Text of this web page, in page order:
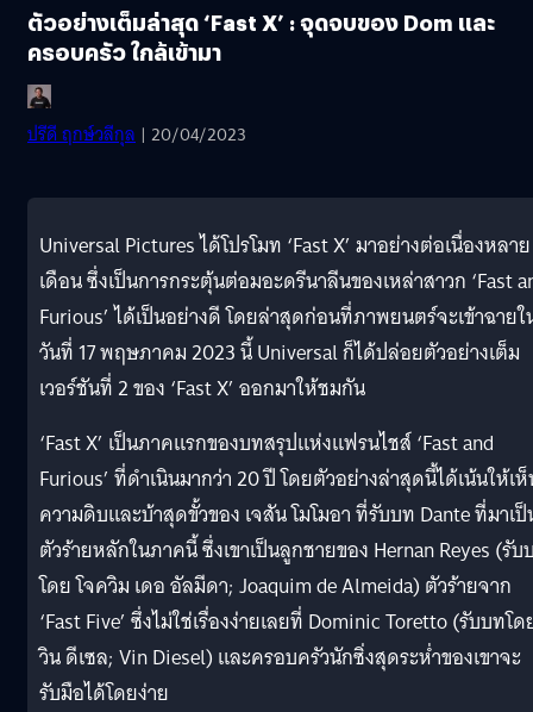
ตัวอย่างเต็มล่าสุด ‘Fast X’ : จุดจบของ Dom และ
ครอบครัว ใกล้เข้ามา
ปรีดี ฤกษ์วลีกุล | 20/04/2023
Universal Pictures ได้โปรโมท ‘Fast X’ มาอย่างต่อเนื่องหลาย
เดือน ซึ่งเป็นการกระตุ้นต่อมอะดรีนาลีนของเหล่าสาวก ‘Fast
Furious’ ได้เป็นอย่างดี โดยล่าสุดก่อนที่ภาพยนตร์จะเข้าฉายใ
วันที่ 17 พฤษภาคม 2023 นี้ Universal ก็ได้ปล่อยตัวอย่างเต็ม
เวอร์ชันที่ 2 ของ ‘Fast X’ ออกมาให้ชมกัน
‘Fast X’ เป็นภาคแรกของบทสรุปแห่งแฟรนไชส์ ‘Fast and
Furious’ ที่ดำเนินมากว่า 20 ปี โดยตัวอย่างล่าสุดนี้ได้เน้นให้เ
ความดิบและบ้าสุดขั้วของ เจสัน โมโมอา ที่รับบท Dante ที่มาเ
ตัวร้ายหลักในภาคนี้ ซึ่งเขาเป็นลูกชายของ Hernan Reyes (รั
โดย โจควิม เดอ อัลมีดา; Joaquim de Almeida) ตัวร้ายจาก
‘Fast Five’ ซึ่งไม่ใช่เรื่องง่ายเลยที่ Dominic Toretto (รับบทโ
วิน ดีเซล; Vin Diesel) และครอบครัวนักซิ่งสุดระห่ำของเขาจะ
รับมือได้โดยง่าย